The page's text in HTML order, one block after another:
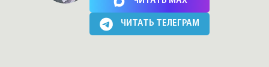
ЧИТАТЬ ТЕЛЕГРАМ